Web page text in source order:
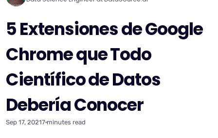
5 Extensiones de Google
Chrome que Todo
Científico de Datos
Debería Conocer
Sep 17, 20217 minutes read